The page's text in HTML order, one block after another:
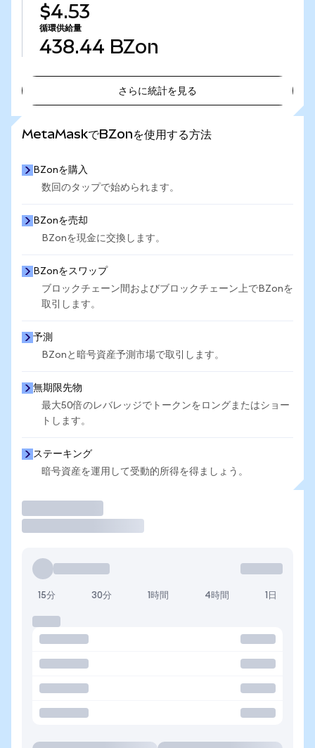
$4.53
循環供給量
438.44 BZon
さらに統計を見る
MetaMaskでBZonを使用する方法
BZonを購入
数回のタップで始められます。
BZonを売却
BZonを現金に交換します。
BZonをスワップ
ブロックチェーン間およびブロックチェーン上でBZonを
取引します。
予測
BZonと暗号資産予測市場で取引します。
無期限先物
最大50倍のレバレッジでトークンをロングまたはショー
トします。
ステーキング
暗号資産を運用して受動的所得を得ましょう。
15分 30分 1時間 4時間 1日